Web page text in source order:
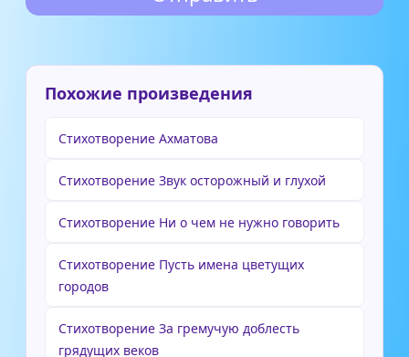
Похожие произведения
Стихотворение Ахматова
Стихотворение Звук осторожный и глухой
Стихотворение Ни о чем не нужно говорить
Стихотворение Пусть имена цветущих
городов
Стихотворение За гремучую доблесть
грядущих веков